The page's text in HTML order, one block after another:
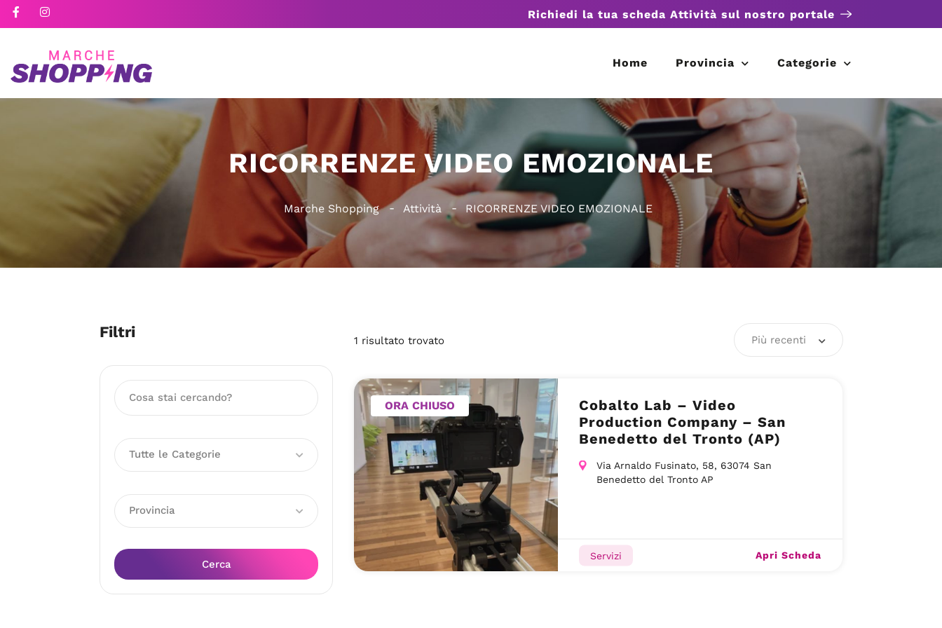
Richiedi la tua scheda Attività sul nostro portale
Home Provincia Categorie
RICORRENZE VIDEO EMOZIONALE
Marche Shopping Attività RICORRENZE VIDEO EMOZIONALE
Filtri
Tutte le Categorie
Provincia
Cerca
1 risultato trovato Più recenti
ORA CHIUSO
Cobalto Lab – Video
Production Company – San
Benedetto del Tronto (AP)
Via Arnaldo Fusinato, 58, 63074 San
Benedetto del Tronto AP
Servizi Apri Scheda